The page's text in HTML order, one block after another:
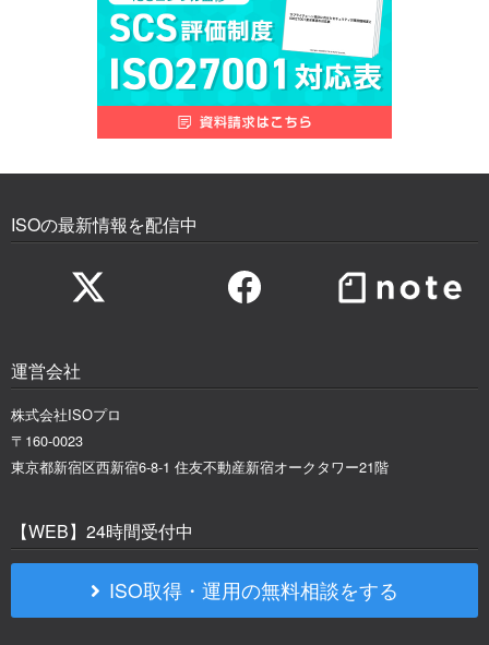
ISOの最新情報を配信中
運営会社
株式会社ISOプロ
〒160-0023
東京都新宿区西新宿6-8-1 住友不動産新宿オークタワー21階
【WEB】24時間受付中
ISO取得・運用の無料相談をする